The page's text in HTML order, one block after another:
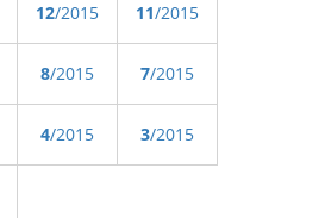
12/2015 11/2015
8/2015 7/2015
4/2015 3/2015